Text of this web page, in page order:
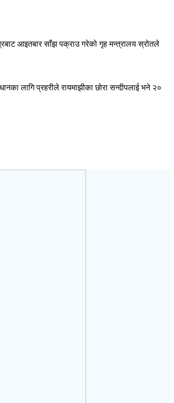
आइतबार साँझ पक्राउ गरेको गृह मन्त्रालय स्रोतले
लागि प्रहरीले रायमाझीका छोरा सन्दीपलाई भने २०